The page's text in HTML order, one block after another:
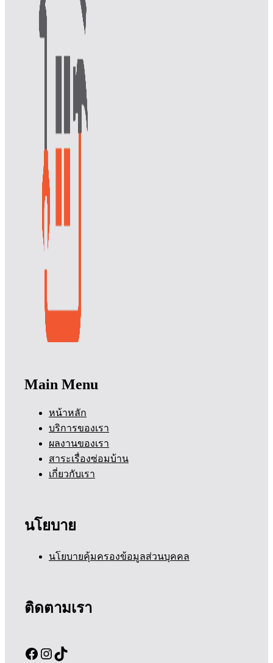
Main Menu
หน้าหลัก
บริการของเรา
ผลงานของเรา
สาระเรื่องซ่อมบ้าน
เกี่ยวกับเรา
นโยบาย
นโยบายคุ้มครองข้อมูลส่วนบุคคล
ติดตามเรา
Facebook
Instagram
TikTok